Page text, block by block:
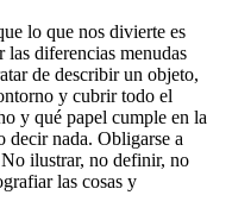
lo que nos divierte es
las diferencias menudas
de describir un objeto,
y cubrir todo el
y qué papel cumple en la
decir nada. Obligarse a
ilustrar, no definir, no
las cosas y